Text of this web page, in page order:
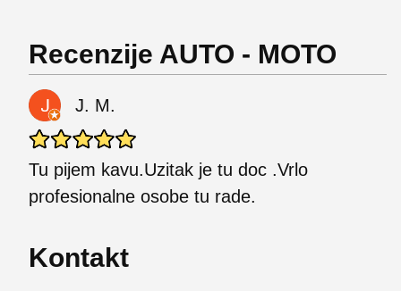
Recenzije AUTO - MOTO
J. M.
Tu pijem kavu.Uzitak je tu doc .Vrlo
profesionalne osobe tu rade.
Kontakt